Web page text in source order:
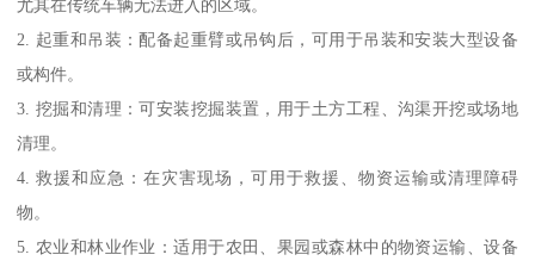
尤其在传统车辆无法进入的区域。
2. 起重和吊装：配备起重臂或吊钩后，可用于吊装和安装大型设备
或构件。
3. 挖掘和清理：可安装挖掘装置，用于土方工程、沟渠开挖或场地
清理。
4. 救援和应急：在灾害现场，可用于救援、物资运输或清理障碍
物。
5. 农业和林业作业：适用于农田、果园或森林中的物资运输、设备